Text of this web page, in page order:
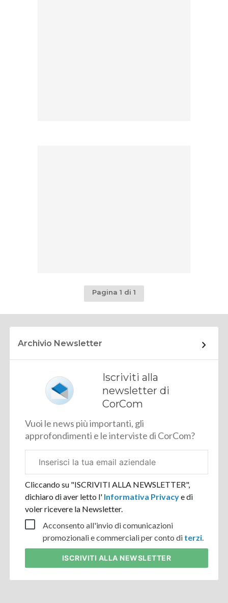
Pagina 1 di 1
Archivio Newsletter
Iscriviti alla
newsletter di
CorCom
Vuoi le news più importanti, gli
approfondimenti e le interviste di CorCom?
aziendale
Cliccando su "ISCRIVITI ALLA NEWSLETTER",
dichiaro di aver letto l' Informativa Privacye di
voler ricevere la Newsletter.
Acconsento all'invio di comunicazioni
promozionali e commerciali per conto di terzi.
ISCRIVITI ALLA NEWSLETTER